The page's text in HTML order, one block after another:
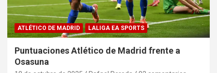
ATLÉTICO DE MADRID LALIGA EA SPORTS
Puntuaciones Atlético de Madrid frente a
Osasuna